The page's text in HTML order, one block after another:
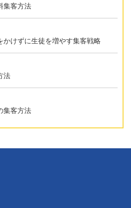
集客方法
かけずに生徒を増やす集客戦略
法
集客方法